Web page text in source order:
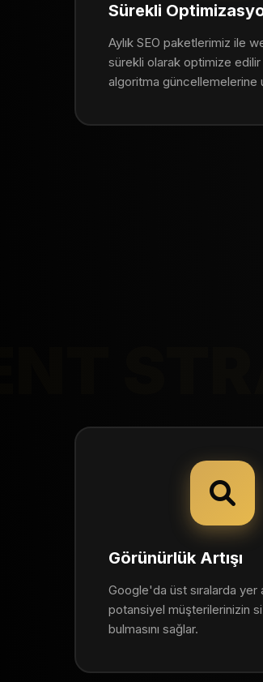
Sürekli
Aylık SEO paketlerimiz ile
sürekli olarak optimize
algoritma güncellemelerine
Görünürlük Artışı
Google'da üst sıralarda yer
potansiyel müşterilerinizin
bulmasını sağlar.